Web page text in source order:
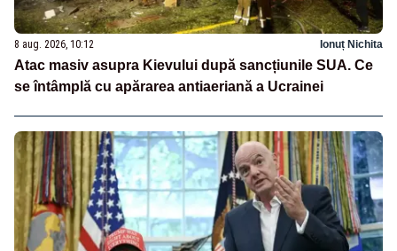
8 aug. 2026, 10:12 Ionuț Nichita
Atac masiv asupra Kievului după sancțiunile SUA. Ce
se întâmplă cu apărarea antiaeriană a Ucrainei